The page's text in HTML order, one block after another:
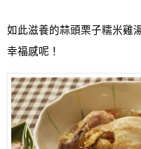
如此滋養的蒜頭栗子糯米雞
幸福感呢！